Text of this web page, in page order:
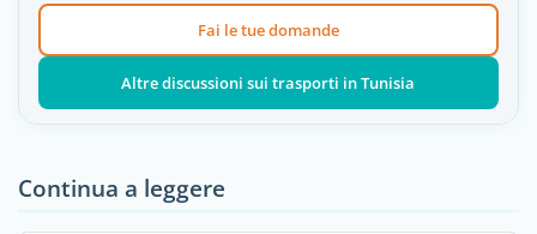
Fai le tue domande
Altre discussioni sui trasporti in Tunisia
Continua a leggere